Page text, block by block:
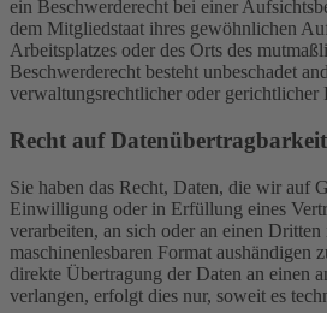
ein Beschwerderecht bei einer
dem Mitgliedstaat ihres gewöhnlichen
Arbeitsplatzes oder des Orts des
Beschwerderecht besteht unbeschadet
verwaltungsrechtlicher oder gerichtlicher
Recht auf Daten­übertrag­barkeit
Sie haben das Recht, Daten, die wir auf
Einwilligung oder in Erfüllung eines
verarbeiten, an sich oder an einen
maschinenlesbaren Format aushändigen
direkte Übertragung der Daten an einen
verlangen, erfolgt dies nur, soweit es